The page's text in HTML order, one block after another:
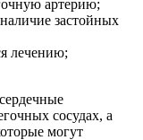
артерию;
застойных
лечению;
сосудах, а
могут